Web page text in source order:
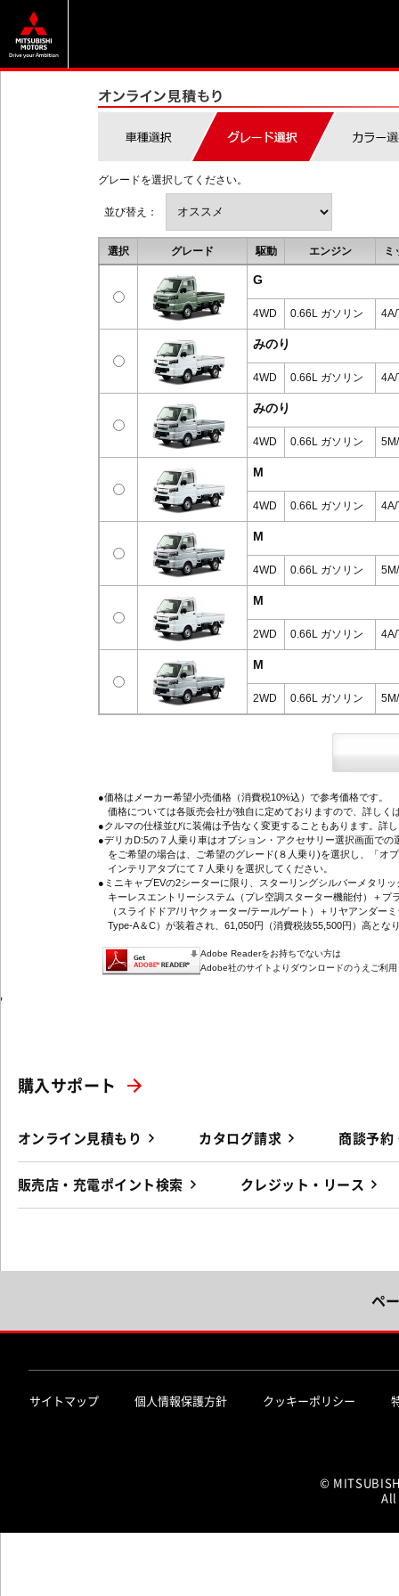
グレードを選択してください。
並び替え：
選択 グレード 駆動 エンジン ミ
G
4WD 0.66L ガソリン 4A/
みのり
4WD 0.66L ガソリン 4A/
みのり
4WD 0.66L ガソリン
M
4WD 0.66L ガソリン 4A/
M
4WD 0.66L ガソリン
M
2WD 0.66L ガソリン 4A/
M
2WD 0.66L ガソリン
●価格はメーカー希望小売価格（消費税10%込）で参考価格です。
価格については各販売会社が独自に定めておりますので、詳しく
●クルマの仕様並びに装備は予告なく変更することもあります。詳
●デリカD:5の７人乗り車はオプション・アクセサリー選択画面での
をご希望の場合は、ご希望のグレード(８人乗り)を選択し、「オ
インテリアタブにて７人乗りを選択してください。
●ミニキャブEVの2シーターに限り、スターリングシルバーメタリ
キーレスエントリーシステム（プレ空調スターター機能付）＋プ
（スライドドア/リヤクォーター/テールゲート）＋リヤアンダー
Type-A＆C）が装着され、61,050円（消費税抜55,500円）高とな
Adobe Readerをお持ちでない方は
Adobe社のサイトよりダウンロードのうえご利
'
購入サポート
オンライン見積もり カタログ請求 商談予約
販売店・充電ポイント検索 クレジット・リース
ペ
サイトマップ 個人情報保護方針 クッキーポリシー
©
All